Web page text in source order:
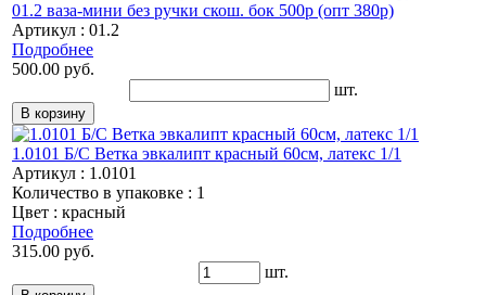
01.2 ваза-мини без ручки скош. бок 500р (опт 380р)
Артикул : 01.2
Подробнее
500.00 руб.
шт.
1.0101 Б/С Ветка эвкалипт красный 60см, латекс 1/1
Артикул : 1.0101
Количество в упаковке : 1
Цвет : красный
Подробнее
315.00 руб.
шт.